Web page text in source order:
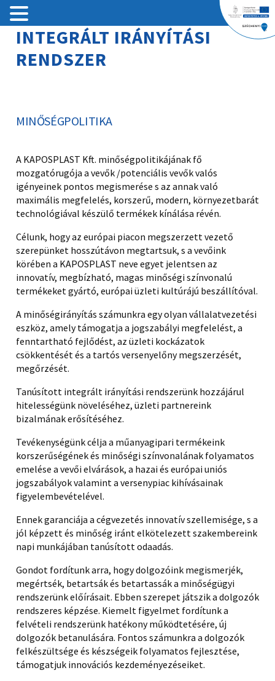
Tartalomhoz
INTEGRÁLT IRÁNYÍTÁSI
RENDSZER
MINŐSÉGPOLITIKA
A KAPOSPLAST Kft. minőségpolitikájának fő
mozgatórugója a vevők /potenciális vevők valós
igényeinek pontos megismerése s az annak való
maximális megfelelés, korszerű, modern, környezetbarát
technológiával készülő termékek kínálása révén.
Célunk, hogy az európai piacon megszerzett vezető
szerepünket hosszútávon megtartsuk, s a vevőink
körében a KAPOSPLAST neve egyet jelentsen az
innovatív, megbízható, magas minőségi színvonalú
termékeket gyártó, európai üzleti kultúrájú beszállítóval.
A minőségirányítás számunkra egy olyan vállalatvezetési
eszköz, amely támogatja a jogszabályi megfelelést, a
fenntartható fejlődést, az üzleti kockázatok
csökkentését és a tartós versenyelőny megszerzését,
megőrzését.
Tanúsított integrált irányítási rendszerünk hozzájárul
hitelességünk növeléséhez, üzleti partnereink
bizalmának erősítéséhez.
Tevékenységünk célja a műanyagipari termékeink
korszerűségének és minőségi színvonalának folyamatos
emelése a vevői elvárások, a hazai és európai uniós
jogszabályok valamint a versenypiac kihívásainak
figyelembevételével.
Ennek garanciája a cégvezetés innovatív szellemisége, s a
jól képzett és minőség iránt elkötelezett szakembereink
napi munkájában tanúsított odaadás.
Gondot fordítunk arra, hogy dolgozóink megismerjék,
megértsék, betartsák és betartassák a minőségügyi
rendszerünk előírásait. Ebben szerepet játszik a dolgozók
rendszeres képzése. Kiemelt figyelmet fordítunk a
felvételi rendszerünk hatékony működtetésére, új
dolgozók betanulására. Fontos számunkra a dolgozók
felkészültsége és készségeik folyamatos fejlesztése,
támogatjuk innovációs kezdeményezéseiket.